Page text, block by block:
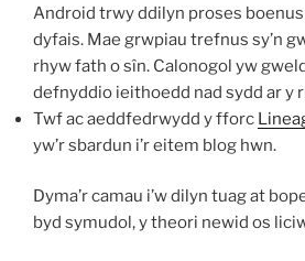
Android trwy ddilyn proses boenus
dyfais. Mae grwpiau trefnus sy’n
rhyw fath o sîn. Calonogol yw
defnyddio ieithoedd nad sydd ar y
Twf ac aeddfedrwydd y fforc
yw’r sbardun i’r eitem blog hwn.
Dyma’r camau i’w dilyn tuag at
byd symudol, y theori newid os